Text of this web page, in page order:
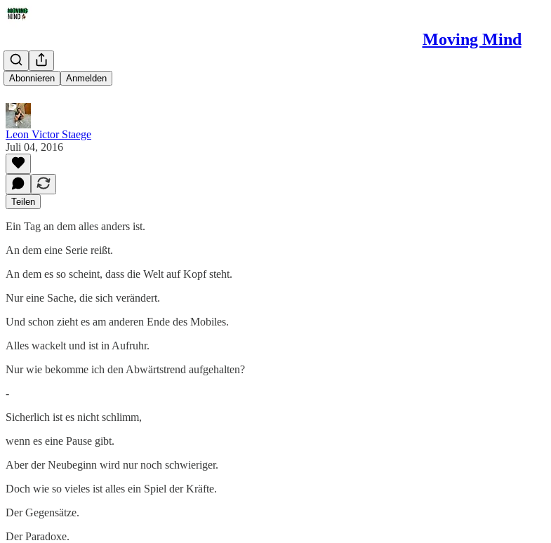
Moving Mind
Abonnieren Anmelden
Rest in Peace
Leon Victor Staege
Juli 04, 2016
Teilen
Ein Tag an dem alles anders ist.
An dem eine Serie reißt.
An dem es so scheint, dass die Welt auf Kopf steht.
Nur eine Sache, die sich verändert.
Und schon zieht es am anderen Ende des Mobiles.
Alles wackelt und ist in Aufruhr.
Nur wie bekomme ich den Abwärtstrend aufgehalten?
-
Sicherlich ist es nicht schlimm,
wenn es eine Pause gibt.
Aber der Neubeginn wird nur noch schwieriger.
Doch wie so vieles ist alles ein Spiel der Kräfte.
Der Gegensätze.
Der Paradoxe.